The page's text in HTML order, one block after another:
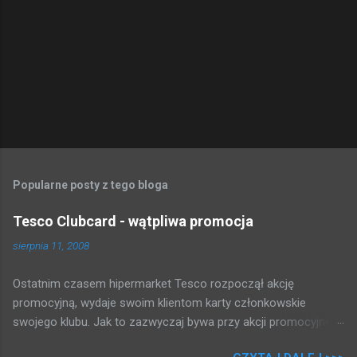
Popularne posty z tego bloga
Tesco Clubcard - wątpliwa promocja
sierpnia 11, 2008
Ostatnim czasem hipermarket Tesco rozpoczął akcję
promocyjną, wydaje swoim klientom karty członkowskie
swojego klubu. Jak to zazwyczaj bywa przy akcji promocyjnej,